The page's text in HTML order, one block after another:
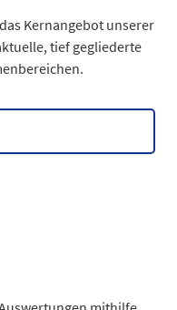
Kernangebot unserer
tief gegliederte